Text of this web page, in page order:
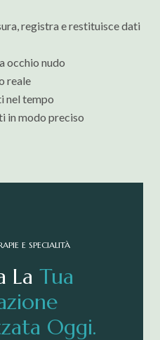
registra e restituisce dati
occhio nudo
reale
nel tempo
in modo preciso
E SPECIALITÀ
La Tua
zione
zata Oggi.